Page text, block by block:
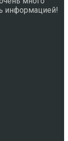
информацией!